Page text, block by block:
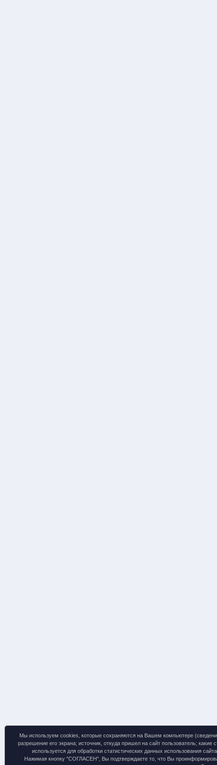
Мы используем cookies, которые сохраняются на Вашем компьютере
разрешение его экрана; источник, откуда пришел на сайт пользователь;
используется для обработки статистических данных использования
Нажимая кнопку "СОГЛАСЕН", Вы подтверждаете то, что Вы